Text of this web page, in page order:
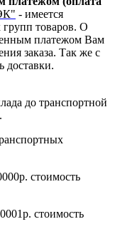
- имеется
групп товаров. О
платежом Вам
заказа. Так же с
доставки.
до транспортной
стоимость
стоимость